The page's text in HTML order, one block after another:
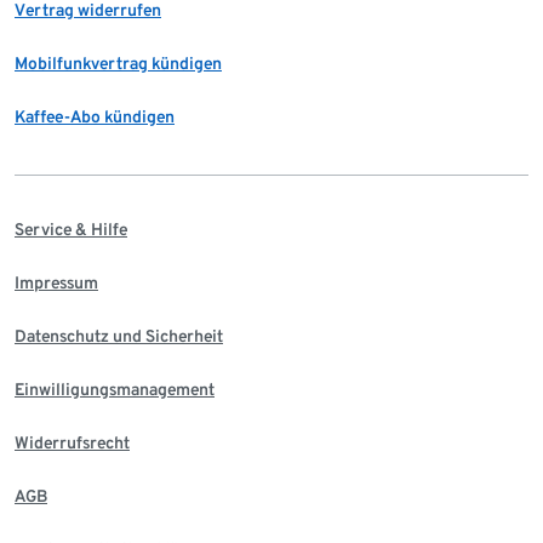
Vertrag widerrufen
Mobilfunkvertrag kündigen
Kaffee-Abo kündigen
Service & Hilfe
Impressum
Datenschutz und Sicherheit
Einwilligungsmanagement
Widerrufsrecht
AGB